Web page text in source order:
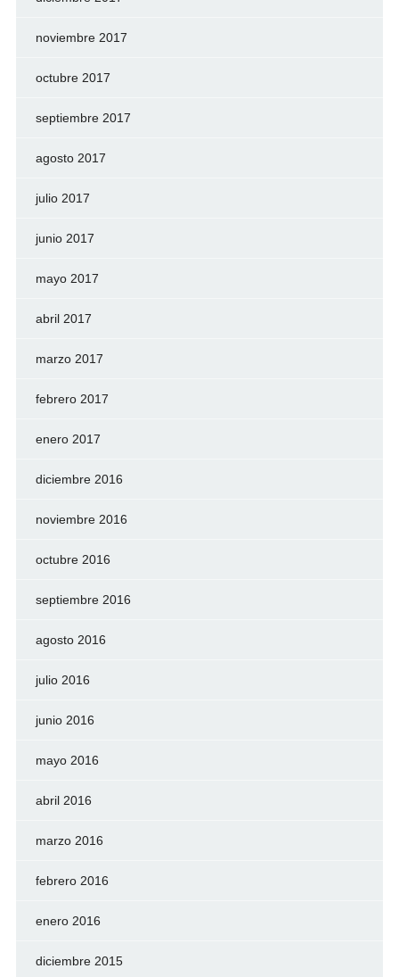
noviembre 2017
octubre 2017
septiembre 2017
agosto 2017
julio 2017
junio 2017
mayo 2017
abril 2017
marzo 2017
febrero 2017
enero 2017
diciembre 2016
noviembre 2016
octubre 2016
septiembre 2016
agosto 2016
julio 2016
junio 2016
mayo 2016
abril 2016
marzo 2016
febrero 2016
enero 2016
diciembre 2015